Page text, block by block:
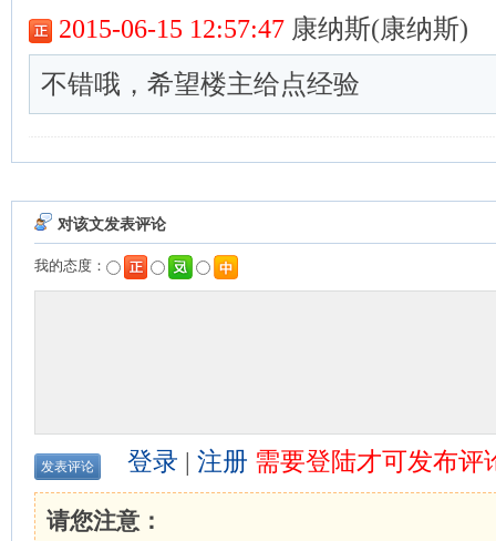
2015-06-15 12:57:47 康纳斯(康纳斯)
不错哦，希望楼主给点经验
对该文发表评论
我的态度：
登录 | 注册 需要登陆才可发布评
请您注意：